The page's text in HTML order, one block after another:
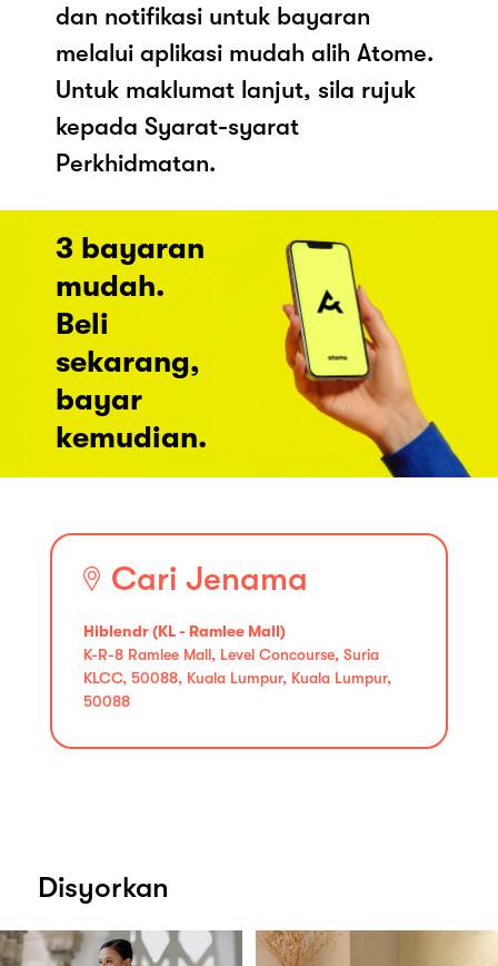
dan notifikasi untuk bayaran
melalui aplikasi mudah alih Atome.
Untuk maklumat lanjut, sila rujuk
kepada Syarat-syarat
Perkhidmatan.
3 bayaran
mudah.
Beli
sekarang,
bayar
kemudian.
Cari Jenama
Hiblendr (KL - Ramlee Mall)
K-R-8 Ramlee Mall, Level Concourse, Suria
KLCC, 50088, Kuala Lumpur, Kuala Lumpur,
50088
Disyorkan